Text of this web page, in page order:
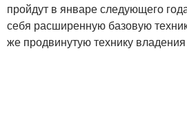
пройдут в январе следующего
себя расширенную базовую
же продвинутую технику